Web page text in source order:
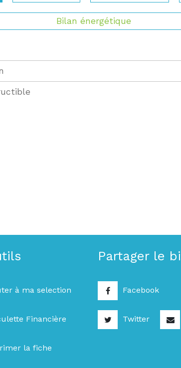
Bilan énergétique
à ma selection
Financière
la fiche
Partager le
Facebook
Twitter